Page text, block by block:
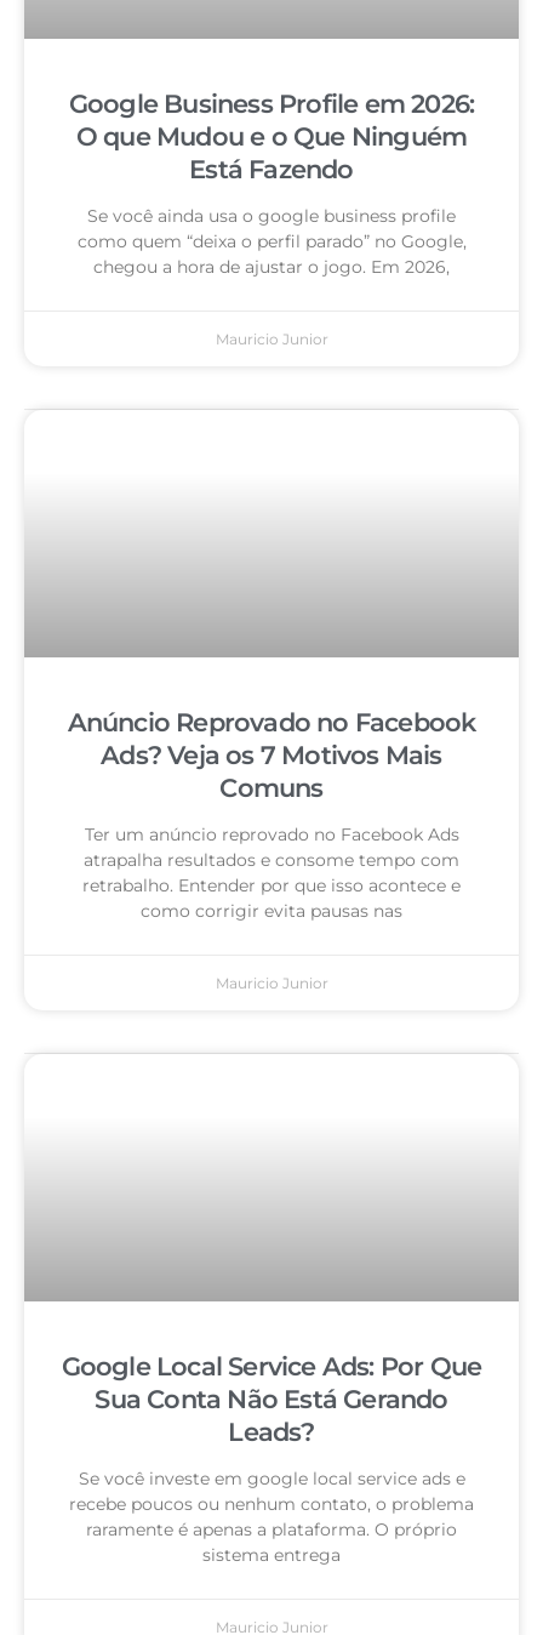
Google Business Profile em 2026:
O que Mudou e o Que Ninguém
Está Fazendo
Se você ainda usa o google business profile
como quem “deixa o perfil parado” no Google,
chegou a hora de ajustar o jogo. Em 2026,
Mauricio Junior
Anúncio Reprovado no Facebook
Ads? Veja os 7 Motivos Mais
Comuns
Ter um anúncio reprovado no Facebook Ads
atrapalha resultados e consome tempo com
retrabalho. Entender por que isso acontece e
como corrigir evita pausas nas
Mauricio Junior
Google Local Service Ads: Por Que
Sua Conta Não Está Gerando
Leads?
Se você investe em google local service ads e
recebe poucos ou nenhum contato, o problema
raramente é apenas a plataforma. O próprio
sistema entrega
Mauricio Junior